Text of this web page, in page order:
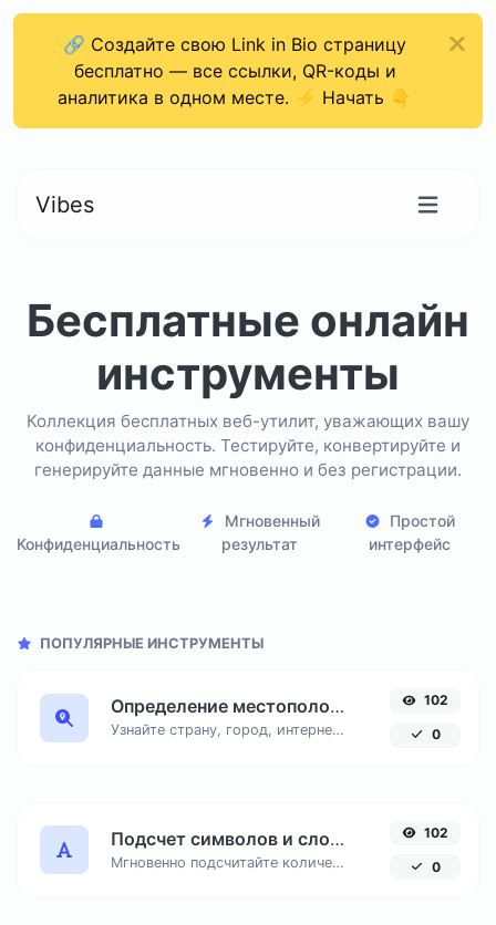
🔗 Создайте свою Link in Bio страницу
бесплатно — все ссылки, QR-коды и
аналитика в одном месте. ⚡ Начать 👇
Vibes
Бесплатные онлайн
инструменты
Коллекция бесплатных веб-утилит, уважающих вашу
конфиденциальность. Тестируйте, конвертируйте и
генерируйте данные мгновенно и без регистрации.
Конфиденциальность
Мгновенный
результат
Простой
интерфейс
ПОПУЛЯРНЫЕ ИНСТРУМЕНТЫ
Определение местоположения по IP адресу
Узнайте страну, город, интернет-провайдера и часовой пояс любого IP-адреса онлайн. Бесплатный инструмент для точной геолокации по IP.
102
0
Подсчет символов и слов онлайн
Мгновенно подсчитайте количество знаков с пробелами и без, число слов и строк в вашем тексте для SEO и копирайтинга.
102
0